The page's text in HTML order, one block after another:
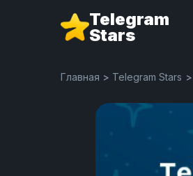
Telegram
Stars
Главная > Telegram Stars >